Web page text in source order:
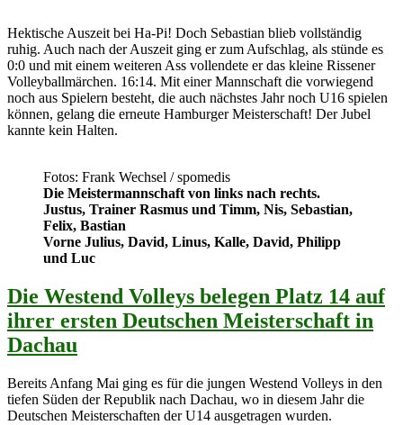
Hektische Auszeit bei Ha-Pi! Doch Sebastian blieb vollständig
ruhig. Auch nach der Auszeit ging er zum Aufschlag, als stünde es
0:0 und mit einem weiteren Ass vollendete er das kleine Rissener
Volleyballmärchen. 16:14. Mit einer Mannschaft die vorwiegend
noch aus Spielern besteht, die auch nächstes Jahr noch U16 spielen
können, gelang die erneute Hamburger Meisterschaft! Der Jubel
kannte kein Halten.
Fotos: Frank Wechsel / spomedis
Die Meistermannschaft von links nach rechts.
Justus, Trainer Rasmus und Timm, Nis, Sebastian,
Felix, Bastian
Vorne Julius, David, Linus, Kalle, David, Philipp
und Luc
Die Westend Volleys belegen Platz 14 auf
ihrer ersten Deutschen Meisterschaft in
Dachau
Bereits Anfang Mai ging es für die jungen Westend Volleys in den
tiefen Süden der Republik nach Dachau, wo in diesem Jahr die
Deutschen Meisterschaften der U14 ausgetragen wurden.